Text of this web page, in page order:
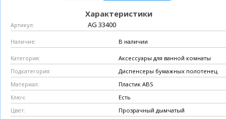
Характеристики
Артикул: AG 33400
Наличие: В наличии
Категория: Аксессуары для ванной комнаты
Подкатегория: Диспенсеры бумажных полотенец
Материал: Пластик ABS
Ключ: Есть
Цвет: Прозрачный дымчатый